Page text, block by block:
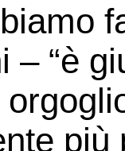
– “è
più